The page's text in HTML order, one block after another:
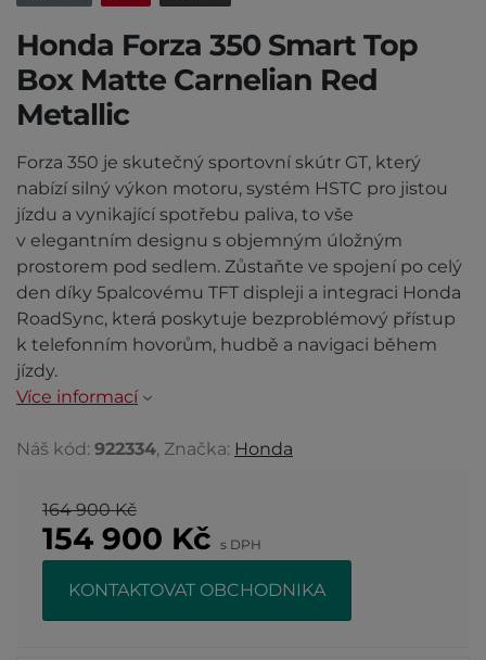
Honda Forza 350 Smart Top
Box Matte Carnelian Red
Metallic
Forza 350 je skutečný sportovní skútr GT, který
nabízí silný výkon motoru, systém HSTC pro jistou
jízdu a vynikající spotřebu paliva, to vše
v elegantním designu s objemným úložným
prostorem pod sedlem. Zůstaňte ve spojení po celý
den díky 5palcovému TFT displeji a integraci Honda
RoadSync, která poskytuje bezproblémový přístup
k telefonním hovorům, hudbě a navigaci během
jízdy.
Více informací
Náš kód: 922334, Značka: Honda
164 900 Kč
154 900 Kč s DPH
KONTAKTOVAT OBCHODNIKA